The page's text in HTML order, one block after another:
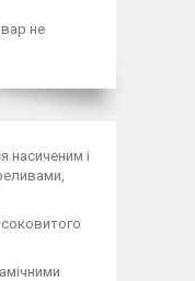
не
насиченим і